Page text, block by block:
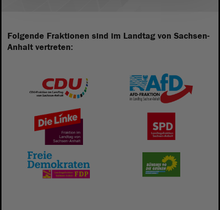
Folgende Fraktionen sind im Landtag von Sachsen-
Anhalt vertreten: